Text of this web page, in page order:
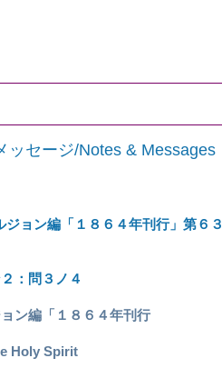
ッセージ/Notes & Messages
ジョン編「１８６４年刊行」第６３
：問３ノ４
ン編「１８６４年刊行
Holy Spirit